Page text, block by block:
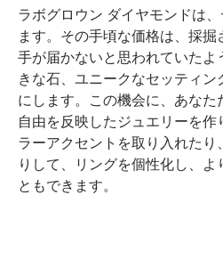
ラボグロウン ダイヤモンドは
ます。その手頃な価格は、採
手が届かないと思われていた
きな石、ユニークなセッティ
にします。この機会に、あな
自由を反映したジュエリーを
ラーアクセントを取り入れた
りして、リングを個性化し、
ともできます。